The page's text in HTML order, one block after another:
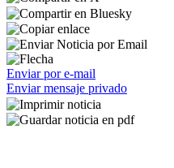
Enviar por e-mail
Enviar mensaje privado